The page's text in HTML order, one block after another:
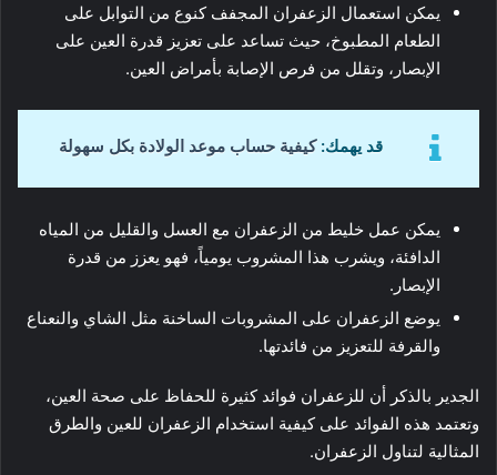
يمكن استعمال الزعفران المجفف كنوع من التوابل على
الطعام المطبوخ، حيث تساعد على تعزيز قدرة العين على
الإبصار، وتقلل من فرص الإصابة بأمراض العين.
قد يهمك:كيفية حساب موعد الولادة بكل سهولة
يمكن عمل خليط من الزعفران مع العسل والقليل من المياه
الدافئة، ويشرب هذا المشروب يومياً، فهو يعزز من قدرة
الإبصار.
يوضع الزعفران على المشروبات الساخنة مثل الشاي والنعناع
والقرفة للتعزيز من فائدتها.
الجدير بالذكر أن للزعفران فوائد كثيرة للحفاظ على صحة العين،
وتعتمد هذه الفوائد على كيفية استخدام الزعفران للعين والطرق
المثالية لتناول الزعفران.